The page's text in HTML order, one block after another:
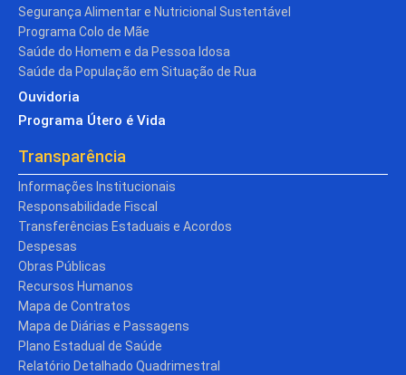
Segurança Alimentar e Nutricional Sustentável
Programa Colo de Mãe
Saúde do Homem e da Pessoa Idosa
Saúde da População em Situação de Rua
Ouvidoria
Programa Útero é Vida
Transparência
Informações Institucionais
Responsabilidade Fiscal
Transferências Estaduais e Acordos
Despesas
Obras Públicas
Recursos Humanos
Mapa de Contratos
Mapa de Diárias e Passagens
Plano Estadual de Saúde
Relatório Detalhado Quadrimestral